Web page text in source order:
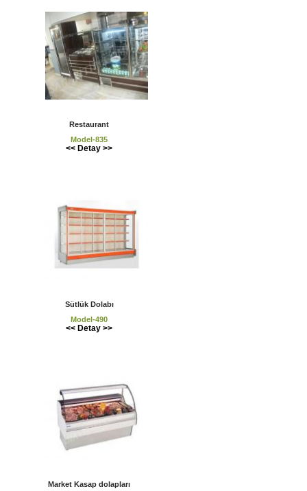
Restaurant
Model-835
<< Detay >>
Sütlük Dolabı
Model-490
<< Detay >>
Market Kasap dolapları